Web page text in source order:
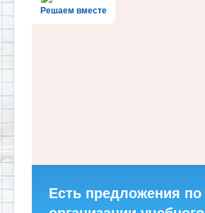
Решаем вместе
Есть предложения по